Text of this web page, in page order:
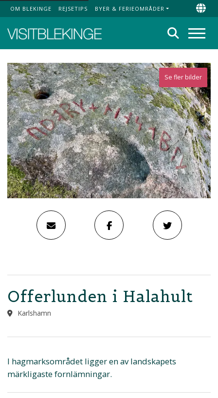
Top Menu
OM BLEKINGE REJSETIPS BYER & FERIEOMRÅDER
Søg
Se fler bilder
Offerlunden i Halahult
Karlshamn
I hagmarksområdet ligger en av landskapets
märkligaste fornlämningar.